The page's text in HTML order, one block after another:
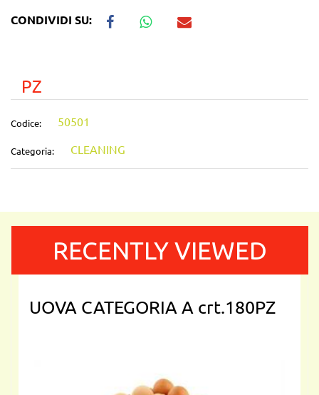
CONDIVIDI SU:
PZ
Codice: 50501
Categoria: CLEANING
RECENTLY VIEWED
UOVA CATEGORIA A crt.180PZ